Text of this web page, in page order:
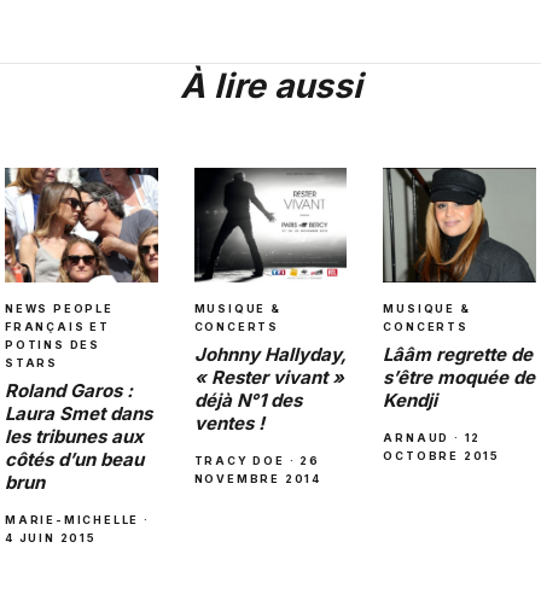
À lire aussi
NEWS PEOPLE
FRANÇAIS ET
POTINS DES
STARS
Roland Garos :
Laura Smet dans
les tribunes aux
côtés d’un beau
brun
MARIE-MICHELLE ·
4 JUIN 2015
MUSIQUE &
CONCERTS
Johnny Hallyday,
« Rester vivant »
déjà N°1 des
ventes !
TRACY DOE · 26
NOVEMBRE 2014
MUSIQUE &
CONCERTS
Lââm regrette de
s’être moquée de
Kendji
ARNAUD · 12
OCTOBRE 2015